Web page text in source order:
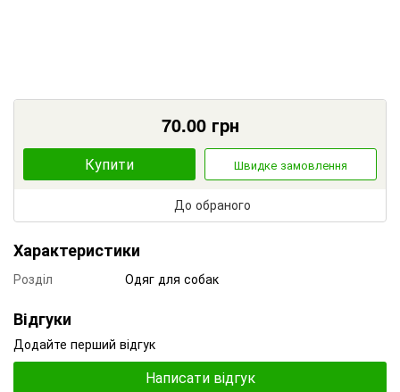
70.00грн
Купити Швидке замовлення
До обраного
Характеристики
Розділ Одяг для собак
Відгуки
Додайте перший відгук
Написати відгук